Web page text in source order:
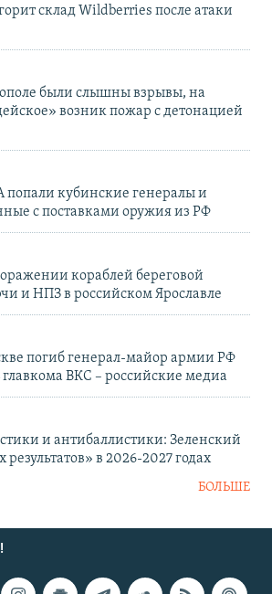
склад Wildberries после атаки
были слышны взрывы, на
возник пожар с детонацией
кубинские генералы и
с поставками оружия из РФ
кораблей береговой
и НПЗ в российском Ярославле
погиб генерал-майор армии РФ
ВКС – российские медиа
и антибаллистики: Зеленский
в 2026-2027 годах
БОЛЬШЕ